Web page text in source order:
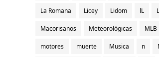
La Romana Licey Lidom lL
Macorisanos Meteorológicas MLB
motores muerte Musica n